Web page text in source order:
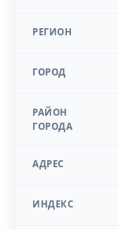
РЕГИОН
ГОРОД
РАЙОН
ГОРОДА
АДРЕС
ИНДЕКС